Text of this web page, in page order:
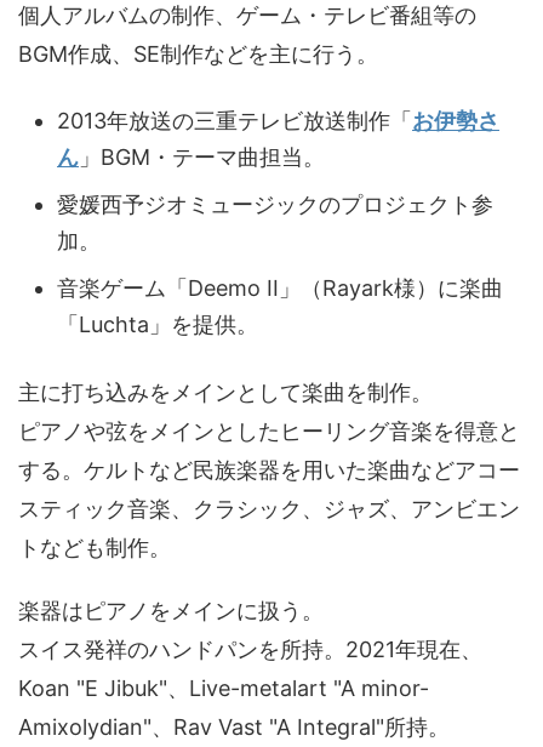
個人アルバムの制作、ゲーム・テレビ番組等の
BGM作成、SE制作などを主に行う。
2013年放送の三重テレビ放送制作「 お伊勢さ
ん 」BGM・テーマ曲担当。
愛媛西予ジオミュージックのプロジェクト参
加。
音楽ゲーム「Deemo II」（Rayark様）に楽曲
「Luchta」を提供。
主に打ち込みをメインとして楽曲を制作。
ピアノや弦をメインとしたヒーリング音楽を得意と
する。ケルトなど民族楽器を用いた楽曲などアコー
スティック音楽、クラシック、ジャズ、アンビエン
トなども制作。
楽器はピアノをメインに扱う。
スイス発祥のハンドパンを所持。2021年現在、
Koan "E Jibuk"、Live-metalart "A minor-
Amixolydian"、Rav Vast "A Integral"所持。